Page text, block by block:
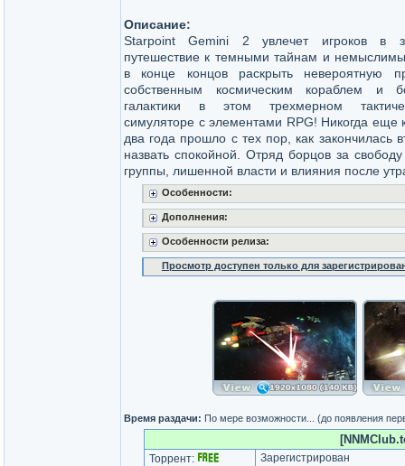
Описание:
Starpoint Gemini 2 увлечет игроков в
путешествие к темными тайнам и
в конце концов раскрыть невероятную
собственным космическим кораблем и
галактики в этом трехмерном
симуляторе с элементами RPG! Никогда
два года прошло с тех пор, как закончилась
назвать спокойной. Отряд борцов за
группы, лишенной власти и влияния после
Особенности:
Дополнения:
Особенности релиза:
Просмотр доступен только для
Время раздачи: По мере возможности... (до появления
Торрент:
Зарегистрирован